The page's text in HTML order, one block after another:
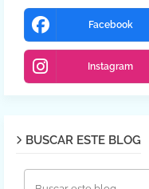
Facebook
Instagram
BUSCAR ESTE BLOG